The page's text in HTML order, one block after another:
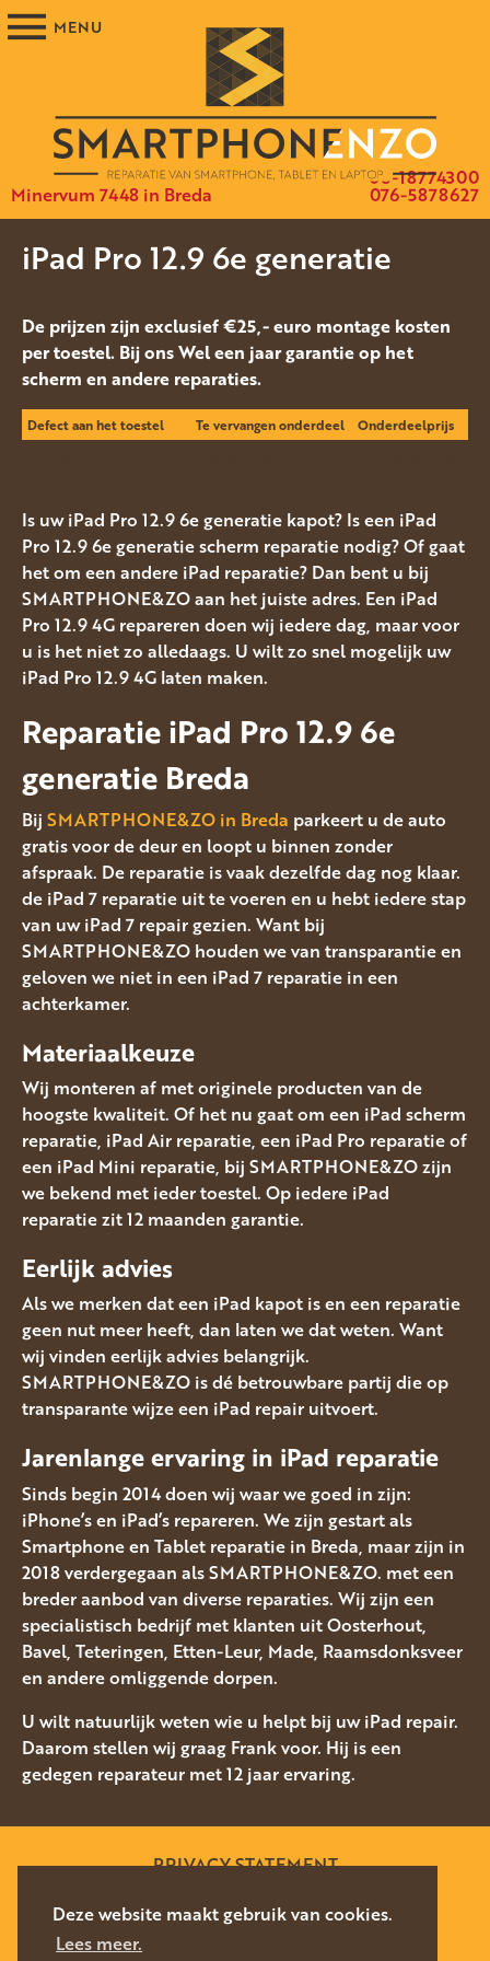
Deze website maakt gebruik van cookies.
Lees meer.
Minervum 7448 in Breda 076-5878627
06-18774300
iPad Pro 12.9 6e generatie
De prijzen zijn exclusief €25,- euro montage kosten
per toestel. Bij ons Wel een jaar garantie op het
scherm en andere reparaties.
Defect aan het toestel Te vervangen onderdeel
Onderdeelprijs
Is uw iPad Pro 12.9 6e generatie kapot? Is een iPad
Pro 12.9 6e generatie scherm reparatie nodig? Of gaat
het om een andere iPad reparatie? Dan bent u bij
SMARTPHONE&ZO aan het juiste adres. Een iPad
Pro 12.9 4G repareren doen wij iedere dag, maar voor
u is het niet zo alledaags. U wilt zo snel mogelijk uw
iPad Pro 12.9 4G laten maken.
Reparatie iPad Pro 12.9 6e
generatie Breda
Bij SMARTPHONE&ZO in Breda parkeert u de auto
gratis voor de deur en loopt u binnen zonder
afspraak. De reparatie is vaak dezelfde dag nog klaar.
de iPad 7 reparatie uit te voeren en u hebt iedere stap
van uw iPad 7 repair gezien. Want bij
SMARTPHONE&ZO houden we van transparantie en
geloven we niet in een iPad 7 reparatie in een
achterkamer.
Materiaalkeuze
Wij monteren af met originele producten van de
hoogste kwaliteit. Of het nu gaat om een iPad scherm
reparatie, iPad Air reparatie, een iPad Pro reparatie of
een iPad Mini reparatie, bij SMARTPHONE&ZO zijn
we bekend met ieder toestel. Op iedere iPad
reparatie zit 12 maanden garantie.
Eerlijk advies
Als we merken dat een iPad kapot is en een reparatie
geen nut meer heeft, dan laten we dat weten. Want
wij vinden eerlijk advies belangrijk.
SMARTPHONE&ZO is dé betrouwbare partij die op
transparante wijze een iPad repair uitvoert.
Jarenlange ervaring in iPad reparatie
Sinds begin 2014 doen wij waar we goed in zijn:
iPhone’s en iPad’s repareren. We zijn gestart als
Smartphone en Tablet reparatie in Breda, maar zijn in
2018 verdergegaan als SMARTPHONE&ZO. met een
breder aanbod van diverse reparaties. Wij zijn een
specialistisch bedrijf met klanten uit Oosterhout,
Bavel, Teteringen, Etten-Leur, Made, Raamsdonksveer
en andere omliggende dorpen.
U wilt natuurlijk weten wie u helpt bij uw iPad repair.
Daarom stellen wij graag Frank voor. Hij is een
gedegen reparateur met 12 jaar ervaring.
PRIVACY STATEMENT
WEBSITE DOOR